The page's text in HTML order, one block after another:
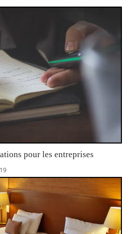
pour les entreprises